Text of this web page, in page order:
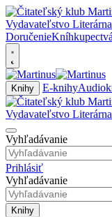
DoručenieKníhkupectvá
Knihy E-knihy
Vyhľadávanie
Prihlásiť
Vyhľadávanie
Knihy